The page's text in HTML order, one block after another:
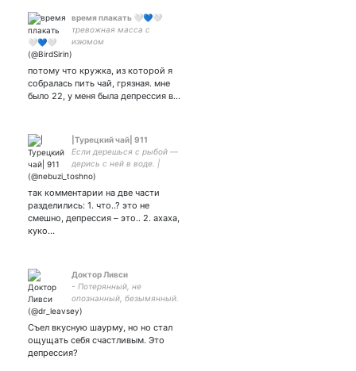
время плакать 🤍💙🤍
тревожная масса с
изюмом
потому что кружка, из которой я
собралась пить чай, грязная. мне
было 22, у меня была депрессия в…
|Турецкий чай| 911
Если дерешься с рыбой —
дерись с ней в воде. |
Мара| бсд. тебе следовало
❗щитпост
10/10❗воплощение
тревожности и шуток про
так комментарии на две части
разделились: 1. что..? это не
смешно, депрессия – это.. 2. ахаха,
куко…
Доктор Ливси
- Потерянный, не
опознанный, безымянный.
- Долгожданный? - Да, без
Съел вкусную шаурму, но но стал
ощущать себя счастливым. Это
депрессия?